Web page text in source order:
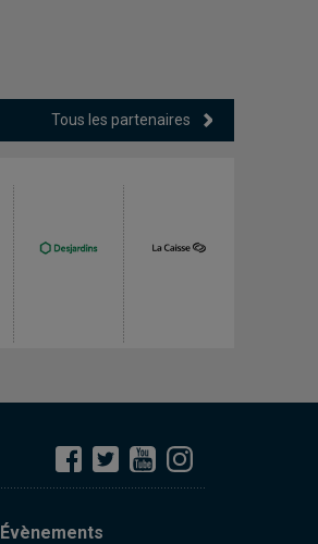
Tous les partenaires
Évènements